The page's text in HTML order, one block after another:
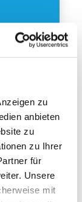
zu
anbieten
zu
zu Ihrer
für
Unsere
mit